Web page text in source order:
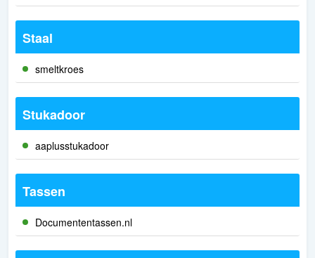
Staal
smeltkroes
Stukadoor
aaplusstukadoor
Tassen
Documententassen.nl